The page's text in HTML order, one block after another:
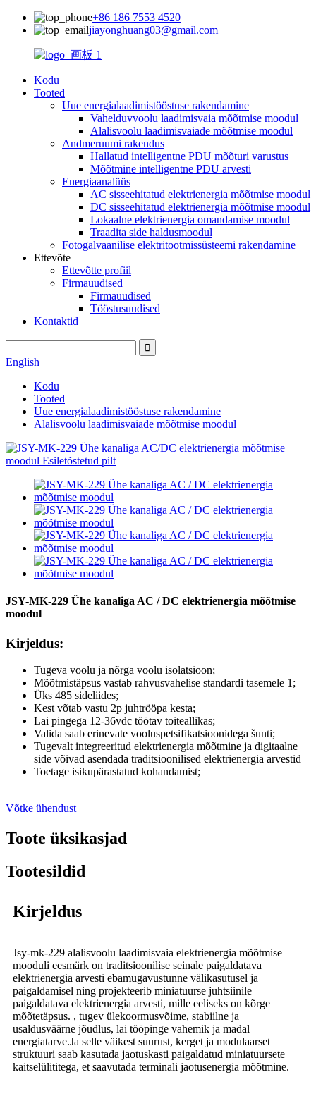
+86 186 7553 4520
jiayonghuang03@gmail.com
Kodu
Tooted
Uue energialaadimistööstuse rakendamine
Vahelduvvoolu laadimisvaia mõõtmise moodul
Alalisvoolu laadimisvaiade mõõtmise moodul
Andmeruumi rakendus
Hallatud intelligentne PDU mõõturi varustus
Mõõtmine intelligentne PDU arvesti
Energiaanalüüs
AC sisseehitatud elektrienergia mõõtmise moodul
DC sisseehitatud elektrienergia mõõtmise moodul
Lokaalne elektrienergia omandamise moodul
Traadita side haldusmoodul
Fotogalvaanilise elektritootmissüsteemi rakendamine
Ettevõte
Ettevõtte profiil
Firmauudised
Firmauudised
Tööstusuudised
Kontaktid
English
Kodu
Tooted
Uue energialaadimistööstuse rakendamine
Alalisvoolu laadimisvaiade mõõtmise moodul
JSY-MK-229 Ühe kanaliga AC / DC elektrienergia mõõtmise
moodul
Kirjeldus:
Tugeva voolu ja nõrga voolu isolatsioon;
Mõõtmistäpsus vastab rahvusvahelise standardi tasemele 1;
Üks 485 sideliides;
Kest võtab vastu 2p juhtrööpa kesta;
Lai pingega 12-36vdc töötav toiteallikas;
Valida saab erinevate vooluspetsifikatsioonidega šunti;
Tugevalt integreeritud elektrienergia mõõtmine ja digitaalne
side võivad asendada traditsioonilised elektrienergia arvestid
Toetage isikupärastatud kohandamist;
Võtke ühendust
Toote üksikasjad
Tootesildid
Kirjeldus
Jsy-mk-229 alalisvoolu laadimisvaia elektrienergia mõõtmise
mooduli eesmärk on traditsioonilise seinale paigaldatava
elektrienergia arvesti ebamugavustunne välikasutusel ja
paigaldamisel ning projekteerib miniatuurse juhtsiinile
paigaldatava elektrienergia arvesti, mille eeliseks on kõrge
mõõtetäpsus. , tugev ülekoormusvõime, stabiilne ja
usaldusväärne jõudlus, lai tööpinge vahemik ja madal
energiatarve.Ja selle väikest suurust, kerget ja modulaarset
struktuuri saab kasutada jaotuskasti paigaldatud miniatuursete
kaitselülititega, et saavutada terminali jaotusenergia mõõtmine.